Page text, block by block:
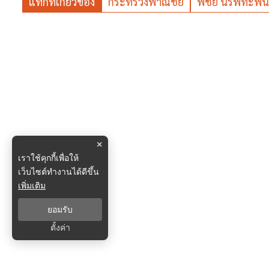
×
เราใช้คุกกี้เพื่อให้
เว็บไซต์ทำงานได้ดีขึ้น
เพิ่มเติม
ยอมรับ
ตั้งค่า